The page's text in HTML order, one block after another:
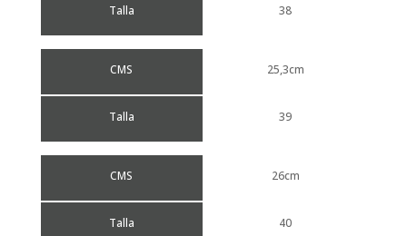
Talla 38
CMS
Talla
25,3cm
39
CMS
Talla
26cm
40